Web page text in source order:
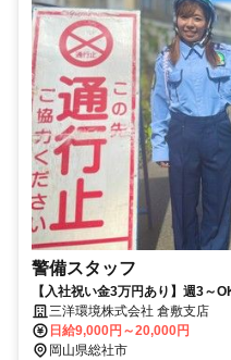
警備スタッフ
【入社祝い金3万円あり】週3～
世代が活躍中で未経験から活躍で
三洋環境株式会社 倉敷支店
日給9,000円～20,000円
岡山県総社市